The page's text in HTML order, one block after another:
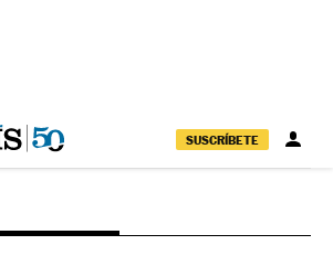
SUSCRÍBETE